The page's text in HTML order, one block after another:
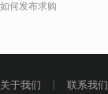
如何发布求购
关于我们 联系我们